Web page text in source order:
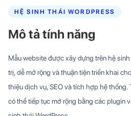
HỆ SINH THÁI WORDPRESS
Mô tả tính năng
Mẫu website được xây dựng trên hệ
trị, dễ mở rộng và thuận tiện triển khai
thiệu dịch vụ, SEO và tích hợp hệ thống.
có thể tiếp tục mở rộng bằng các plugin